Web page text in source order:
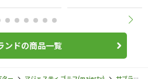
ンドの商品一覧